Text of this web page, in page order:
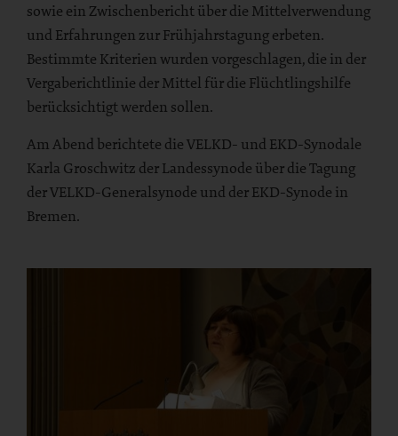
sowie ein Zwischenbericht über die Mittelverwendung
und Erfahrungen zur Frühjahrstagung erbeten.
Bestimmte Kriterien wurden vorgeschlagen, die in der
Vergaberichtlinie der Mittel für die Flüchtlingshilfe
berücksichtigt werden sollen.
Am Abend berichtete die VELKD- und EKD-Synodale
Karla Groschwitz der Landessynode über die Tagung
der VELKD-Generalsynode und der EKD-Synode in
Bremen.